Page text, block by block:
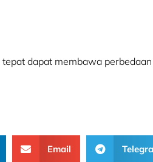
dapat membawa
Email